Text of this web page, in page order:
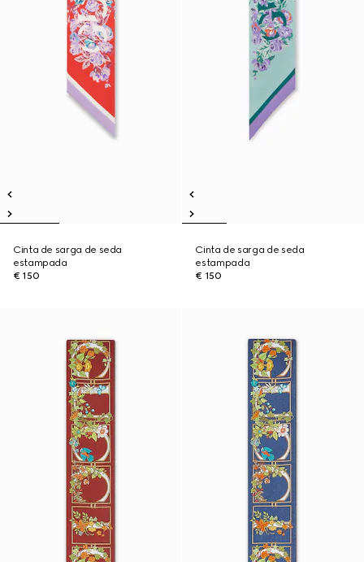
Cinta de sarga de seda
estampada
€ 150
Cinta de sarga de seda
estampada
€ 150